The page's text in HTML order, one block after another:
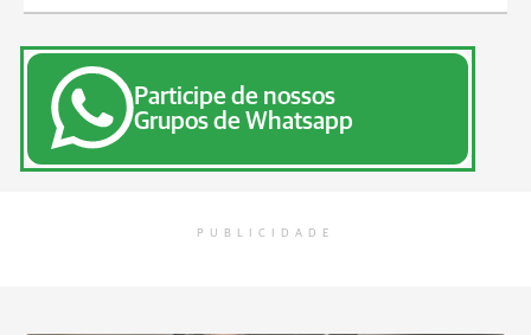
Participe de nossos
Grupos de Whatsapp
PUBLICIDADE